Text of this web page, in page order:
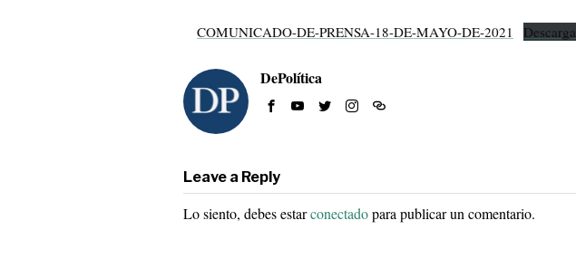
COMUNICADO-DE-PRENSA-18-DE-MAYO-DE-2021 Descarga
DePolítica
Leave a Reply
Lo siento, debes estarconectadopara publicar un comentario.